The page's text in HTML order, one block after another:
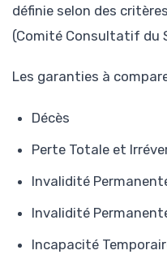
définie selon des
(Comité Consultatif du
Les garanties à
Décès
Perte Totale et
Invalidité
Invalidité
Incapacité